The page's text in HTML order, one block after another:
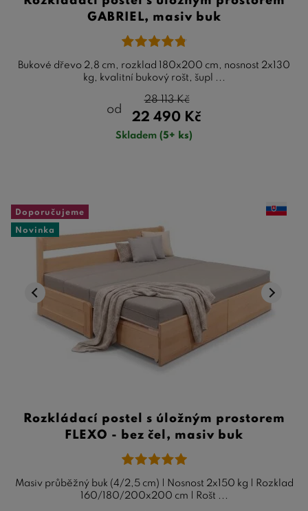
GABRIEL, masiv buk
Bukové dřevo 2,8 cm, rozklad 180x200 cm, nosnost 2x130
kg, kvalitní bukový rošt, šupl ...
od
22 490 Kč
28 113Kč
Skladem (5+ ks)
Doporučujeme
Novinka
Rozkládací postel s úložným prostorem
FLEXO - bez čel, masiv buk
Masiv průběžný buk (4/2,5 cm) | Nosnost 2x150 kg | Rozklad
160/180/200x200 cm | Rošt ...